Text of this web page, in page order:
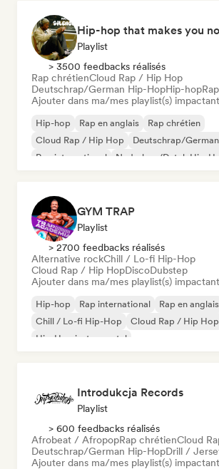
Hip-hop that makes you
Playlist
> 3500 feedbacks réalisés
Rap chrétienCloud Rap / Hip Hop
Deutschrap/German Hip-HopHip-hop
Ajouter dans ma/mes playlist(s)
Hip-hop Rap en anglais
Rap chrétien
Cloud Rap / Hip Hop
Deutschrap/
Rap international
Nederhop/Dutch Hip-
GYM TRAP
Playlist
> 2700 feedbacks réalisés
Alternative rockChill / Lo-fi Hip-Hop
Cloud Rap / Hip HopDiscoDubstep
Ajouter dans ma/mes playlist(s)
Hip-hop Rap international Rap en anglais
Chill / Lo-fi Hip-Hop
Cloud Rap / Hip Hop
Hip-Hop instrumental
Introdukcja Records
Playlist
> 600 feedbacks réalisés
Afrobeat / AfropopRap chrétienCloud
Deutschrap/German Hip-HopDrill /
Ajouter dans ma/mes playlist(s)